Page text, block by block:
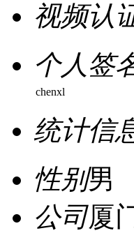
视频认
个人签
chenxl
统计信
性别男
公司厦